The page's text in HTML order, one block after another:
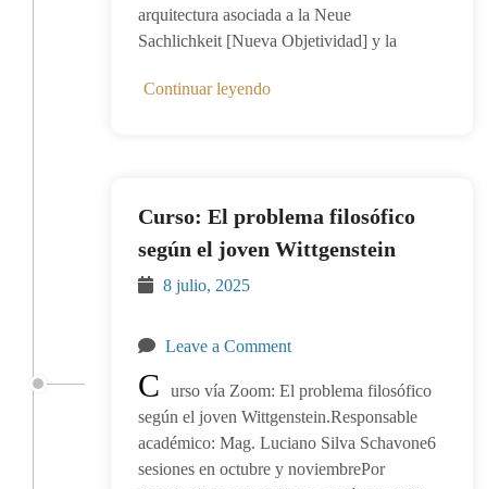
arquitectura asociada a la Neue
Sachlichkeit [Nueva Objetividad] y la
Continuar leyendo
Curso: El problema filosófico
según el joven Wittgenstein
8 julio, 2025
Leave a Comment
C
urso vía Zoom: El problema filosófico
según el joven Wittgenstein.Responsable
académico: Mag. Luciano Silva Schavone6
sesiones en octubre y noviembrePor